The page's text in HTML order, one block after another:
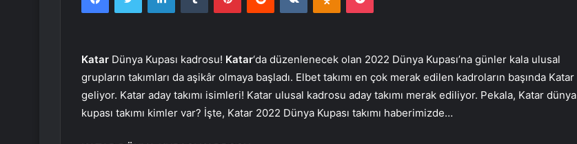
Katar Dünya Kupası kadrosu! Katar‘da düzenlenecek olan 2022 Dünya Kupası’na günler kala ulusal
grupların takımları da aşikâr olmaya başladı. Elbet takımı en çok merak edilen kadroların başında Katar
geliyor. Katar aday takımı isimleri! Katar ulusal kadrosu aday takımı merak ediliyor. Pekala, Katar dünya
kupası takımı kimler var? İşte, Katar 2022 Dünya Kupası takımı haberimizde…